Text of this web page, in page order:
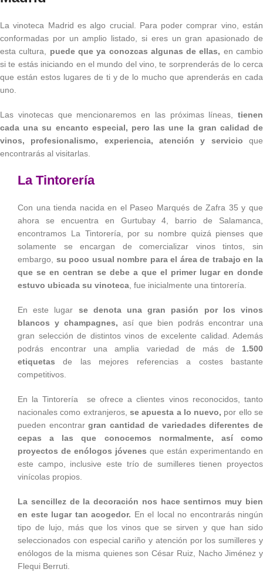
La vinoteca Madrid es algo crucial. Para poder comprar vino, están
conformadas por un amplio listado, si eres un gran apasionado de
esta cultura, puede que ya conozcas algunas de ellas, en cambio
si te estás iniciando en el mundo del vino, te sorprenderás de lo cerca
que están estos lugares de ti y de lo mucho que aprenderás en cada
uno.
Las vinotecas que mencionaremos en las próximas líneas, tienen
cada una su encanto especial, pero las une la gran calidad de
vinos, profesionalismo, experiencia, atención y servicio que
encontrarás al visitarlas.
La Tintorería
Con una tienda nacida en el Paseo Marqués de Zafra 35 y que
ahora se encuentra en Gurtubay 4, barrio de Salamanca,
encontramos La Tintorería, por su nombre quizá pienses que
solamente se encargan de comercializar vinos tintos, sin
embargo, su poco usual nombre para el área de trabajo en la
que se en centran se debe a que el primer lugar en donde
estuvo ubicada su vinoteca , fue inicialmente una tintorería.
En este lugar se denota una gran pasión por los vinos
blancos y champagnes, así que bien podrás encontrar una
gran selección de distintos vinos de excelente calidad. Además
podrás encontrar una amplia variedad de más de 1.500
etiquetas de las mejores referencias a costes bastante
competitivos.
En la Tintorería se ofrece a clientes vinos reconocidos, tanto
nacionales como extranjeros, se apuesta a lo nuevo, por ello se
pueden encontrargran cantidad de variedades diferentes de
cepas a las que conocemos normalmente, así como
proyectos de enólogos jóvenes que están experimentando en
este campo, inclusive este trío de sumilleres tienen proyectos
vinícolas propios.
La sencillez de la decoración nos hace sentirnos muy bien
en este lugar tan acogedor. En el local no encontrarás ningún
tipo de lujo, más que los vinos que se sirven y que han sido
seleccionados con especial cariño y atención por los sumilleres y
enólogos de la misma quienes son César Ruiz, Nacho Jiménez y
Flequi Berruti.